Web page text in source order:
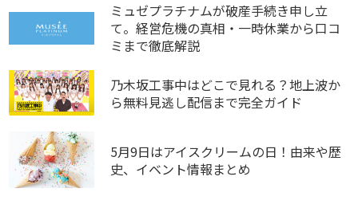
ミュゼプラチナムが破産手続き申し立
て。経営危機の真相・一時休業から口コ
ミまで徹底解説
乃木坂工事中はどこで見れる？地上波か
ら無料見逃し配信まで完全ガイド
5月9日はアイスクリームの日！由来や歴
史、イベント情報まとめ